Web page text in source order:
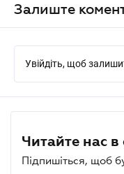
Залиште
Увійдіть, щоб
Читайте нас
Підпишіться, щоб